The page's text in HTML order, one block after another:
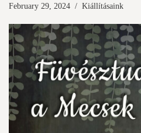
February 29, 2024
Kiállításaink